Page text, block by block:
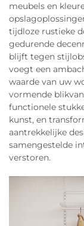
meubels en
tijdloze rustieke
gedurende
blijft tegen
voegt een
waarde van uw
vormende
functionele
kunst, en
aantrekkelijke
samengestelde
verstoren.